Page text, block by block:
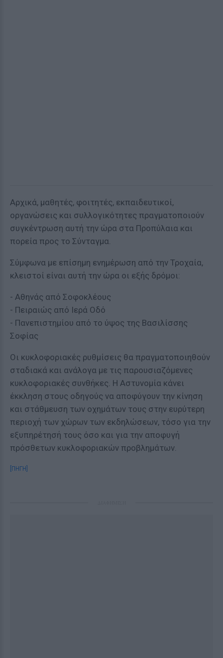
Αρχικά, μαθητές, φοιτητές, εκπαιδευτικοί,
οργανώσεις και συλλογικότητες πραγματοποιούν
συγκέντρωση αυτή την ώρα στα Προπύλαια και
πορεία προς το Σύνταγμα.
Σύμφωνα με επίσημη ενημέρωση από την Τροχαία,
κλειστοί είναι αυτή την ώρα οι εξής δρόμοι:
- Αθηνάς από Σοφοκλέους
- Πειραιώς από Ιερά Οδό
- Πανεπιστημίου από το ύψος της Βασιλίσσης
Σοφίας
Οι κυκλοφοριακές ρυθμίσεις θα πραγματοποιηθούν
σταδιακά και ανάλογα με τις παρουσιαζόμενες
κυκλοφοριακές συνθήκες. Η Αστυνομία κάνει
έκκληση στους οδηγούς να αποφύγουν την κίνηση
και στάθμευση των οχημάτων τους στην ευρύτερη
περιοχή των χώρων των εκδηλώσεων, τόσο για την
εξυπηρέτησή τους όσο και για την αποφυγή
πρόσθετων κυκλοφοριακών προβλημάτων.
[ΠΗΓΗ]